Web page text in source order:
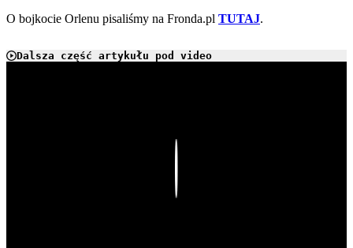
O bojkocie Orlenu pisaliśmy na Fronda.pl TUTAJ.
Dalsza część artykułu pod video